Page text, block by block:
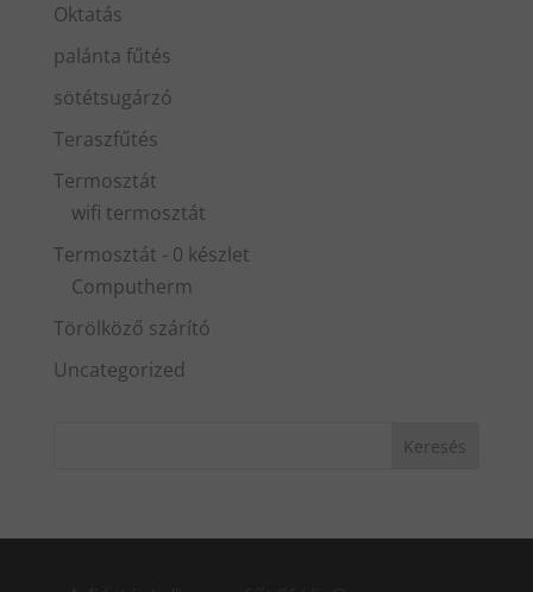
Oktatás
palánta fűtés
sötétsugárzó
Teraszfűtés
Termosztát
wifi termosztát
Termosztát - 0 készlet
Computherm
Törölköző szárító
Uncategorized